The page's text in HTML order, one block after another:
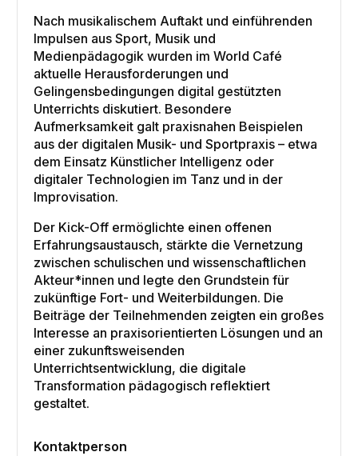
Nach musikalischem Auftakt und einführenden
Impulsen aus Sport, Musik und
Medienpädagogik wurden im World Café
aktuelle Herausforderungen und
Gelingensbedingungen digital gestützten
Unterrichts diskutiert. Besondere
Aufmerksamkeit galt praxisnahen Beispielen
aus der digitalen Musik- und Sportpraxis – etwa
dem Einsatz Künstlicher Intelligenz oder
digitaler Technologien im Tanz und in der
Improvisation.
Der Kick-Off ermöglichte einen offenen
Erfahrungsaustausch, stärkte die Vernetzung
zwischen schulischen und wissenschaftlichen
Akteur*innen und legte den Grundstein für
zukünftige Fort- und Weiterbildungen. Die
Beiträge der Teilnehmenden zeigten ein großes
Interesse an praxisorientierten Lösungen und an
einer zukunftsweisenden
Unterrichtsentwicklung, die digitale
Transformation pädagogisch reflektiert
gestaltet.
Kontaktperson